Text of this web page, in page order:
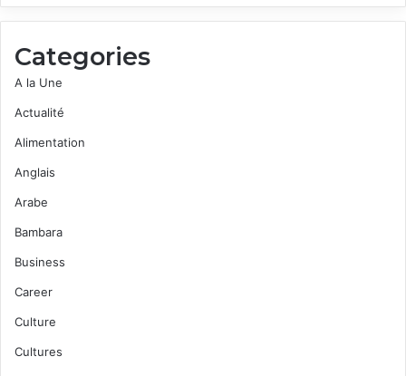
Categories
A la Une
Actualité
Alimentation
Anglais
Arabe
Bambara
Business
Career
Culture
Cultures